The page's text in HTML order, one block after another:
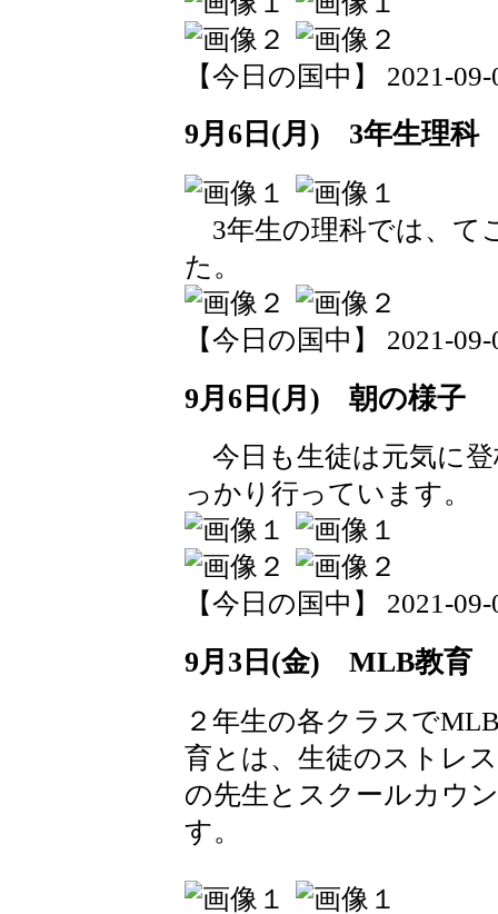
【今日の国中】 2021-
9月6日(月) 3年生理科
3年生の理科では、て
た。
【今日の国中】 2021-
9月6日(月) 朝の様子
今日も生徒は元気に
っかり行っています。
【今日の国中】 2021-
9月3日(金) MLB教育
２年生の各クラスで
育とは、生徒のストレ
の先生とスクールカウ
す。